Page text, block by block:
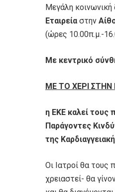
Μεγάλη
Εταιρείαστην
(ώρες 10.00π.μ.-
Με κεντρικό
ΜΕ ΤΟ ΧΕΡΙ ΣΤΗΝ
η ΕΚΕ καλεί τους
Παράγοντες
της
Οι Ιατροί θα τους
χρειαστεί- θα